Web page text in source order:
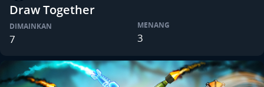
Draw Together
DIMAINKAN
7
MENANG
3